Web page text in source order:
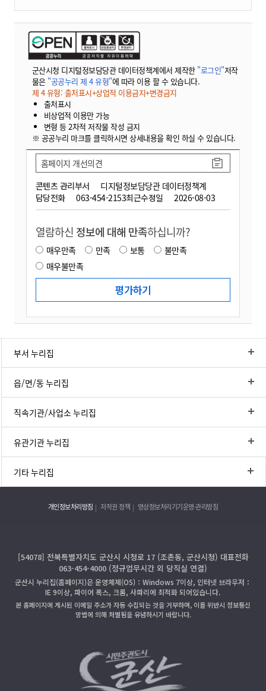
군산시청 디지털정보담당관 데이터정책계에서 제작한 "로그인"저작
물은 "공공누리 제 4 유형"에 따라 이용 할 수 있습니다.
제 4 유형: 출처표시+상업적 이용금지+변경금지
출처표시
비상업적 이용만 가능
변형 등 2차적 저작물 작성 금지
※ 공공누리 마크를 클릭하시면 상세내용을 확인 하실 수 있습니다.
콘텐츠 관리부서
디지털정보담당관 데이터정책계
담당전화
063-454-2153최근수정일 2026-08-03
홈페이지 개선의견
열람하신 정보에 대해 만족하십니까?
매우만족 만족 보통
불만족
매우불만족
부서 누리집
읍/면/동 누리집
직속기관/사업소 누리집
유관기관 누리집
기타 누리집
개인정보처리방침 저작권 정책 영상정보처리기기운영·관리방침
[54078] 전북특별자치도 군산시 시청로 17 (조촌동, 군산시청) 대표전화
063-454-4000 (정규업무시간 외 당직실 연결)
군산시 누리집(홈페이지)은 운영체제(OS)：Windows 7이상, 인터넷 브라우저：
IE 9이상, 파이어 폭스, 크롬, 사파리에 최적화 되어있습니다.
본 홈페이지에 게시된 이메일 주소가 자동 수집되는 것을 거부하며, 이를 위반시 정보통신
망법에 의해 처벌됨을 유념하시기 바랍니다.